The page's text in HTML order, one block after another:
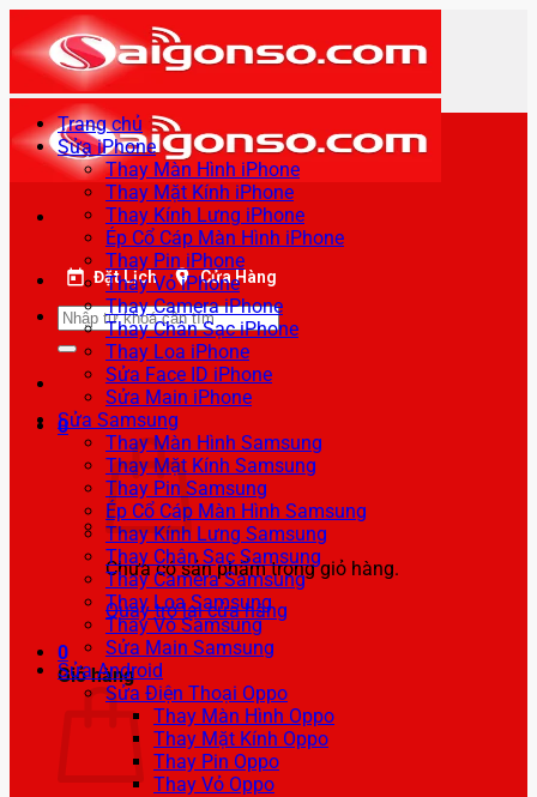
qua
nội
dung
Đặt Lịch Cửa Hàng
Tìm
kiếm:
0
Chưa có sản phẩm trong giỏ hàng.
Quay trở lại cửa hàng
0
Giỏ hàng
Trang chủ
Sửa iPhone
Thay Màn Hình iPhone
Thay Mặt Kính iPhone
Thay Kính Lưng iPhone
Ép Cổ Cáp Màn Hình iPhone
Thay Pin iPhone
Thay Vỏ iPhone
Thay Camera iPhone
Thay Chân Sạc iPhone
Thay Loa iPhone
Sửa Face ID iPhone
Sửa Main iPhone
Sửa Samsung
Thay Màn Hình Samsung
Thay Mặt Kính Samsung
Thay Pin Samsung
Ép Cổ Cáp Màn Hình Samsung
Thay Kính Lưng Samsung
Thay Chân Sạc Samsung
Thay Camera Samsung
Thay Loa Samsung
Thay Vỏ Samsung
Sửa Main Samsung
Sửa Android
Sửa Điện Thoại Oppo
Thay Màn Hình Oppo
Thay Mặt Kính Oppo
Thay Pin Oppo
Thay Vỏ Oppo